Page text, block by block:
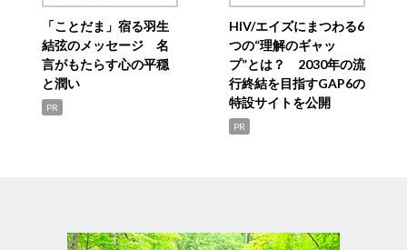
「ことだま」宿る羽生
結弦のメッセージ 名
言がもたらす心の平穏
と潤い
PR
HIV/エイズにまつわる6
つの“理解のギャッ
プ”とは？ 2030年の流
行終結を目指すGAP6の
特設サイトを公開
PR